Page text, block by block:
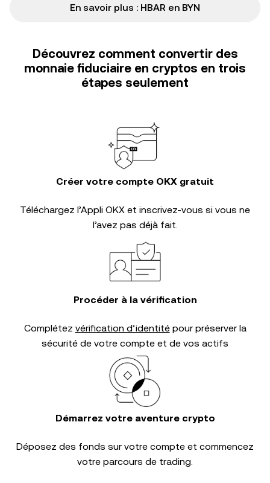
En savoir plus : HBAR en BYN
Découvrez comment convertir des
monnaie fiduciaire en cryptos en trois
étapes seulement
Créer votre compte OKX gratuit
Téléchargez l’Appli OKX et inscrivez-vous si vous ne
l’avez pas déjà fait.
Procéder à la vérification
Complétez vérification d’identitépour préserver la
sécurité de votre compte et de vos actifs
Démarrez votre aventure crypto
Déposez des fonds sur votre compte et commencez
votre parcours de trading.